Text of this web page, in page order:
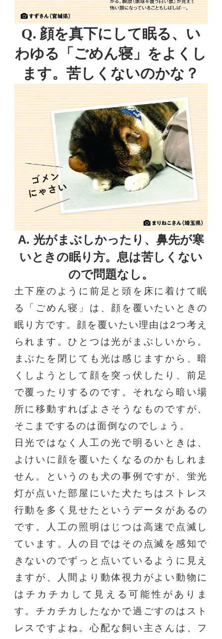
Q. 顔を真下にして眠る、い
わゆる
「ごめん寝」をよくし
ます。苦しくないのかな？
A. 光がまぶしかったり、鼻先が寒
いときの眠り方。 息は苦しくない
ので問題なし。
土下座のように前足と頭を床に着けて眠
る「ごめん寝」は、顔を覆いたいときの
眠り方です。顔を覆いたい理由は2つ考え
られます。ひとつは光がまぶしいから。
まぶたを閉じても光は感じますから、暗
くしようとして顔を突っ伏したり、前足
で覆ったりするのです。それなら暗い場
所に移動すればよさそうなものですが、
そこまでするのは面倒なのでしょう。
日光ではなく人工の光で明るいときは、
よけいに顔を覆いたくなるのかもしれま
せん。というのも犬の事例ですが、蛍光
灯が点いた部屋にいた犬たちはストレス
行動を多く見せたというデータがあるの
です。人工の照明はじつは高速で点滅し
ています。人の目ではその点滅を感知で
きないのでずっと点いているように見え
ますが、人間より動体視力がよい動物に
はチカチカして見える可能性がありま
す。チカチカしたなかで過ごすのはスト
レスですよね。心配な飼い主さんは、フ